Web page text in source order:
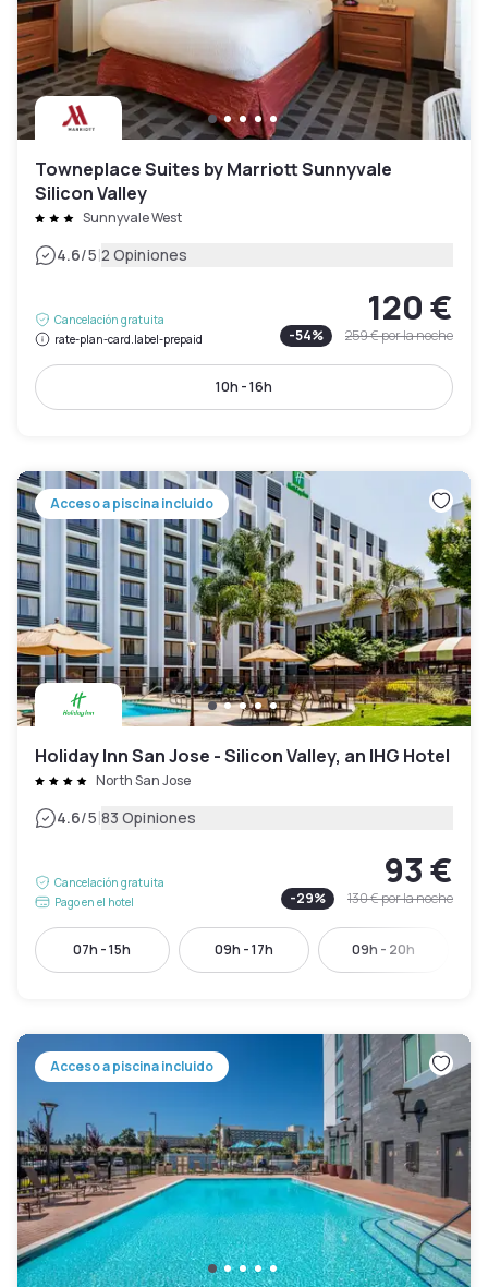
Towneplace Suites by Marriott Sunnyvale
Silicon Valley
Sunnyvale West
4.6/5|2 Opiniones
Cancelación gratuita
rate-plan-card.label-prepaid
120 €
-54% 259 €por la noche
10h - 16h
Acceso a piscina incluido
Holiday Inn San Jose - Silicon Valley, an IHG Hotel
North San Jose
4.6/5|83 Opiniones
Cancelación gratuita
Pago en el hotel
93 €
-29% 130 €por la noche
07h - 15h 09h - 17h 09h - 20h
Acceso a piscina incluido